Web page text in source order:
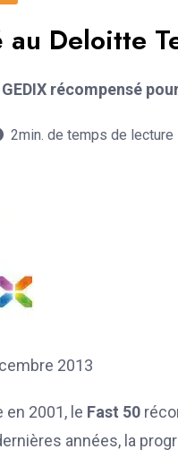
au Deloitte
récompensé
2min. de temps de lecture
2013
en 2001, le Fast 50
années, la